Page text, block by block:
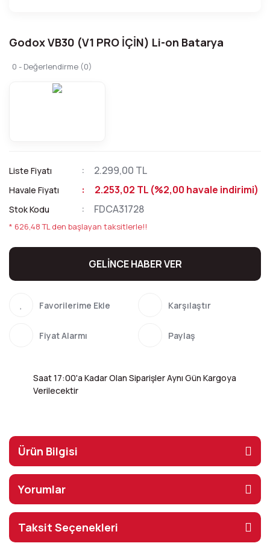
Godox VB30 (V1 PRO İÇİN) Li-on Batarya
0 - Değerlendirme (0)
Liste Fiyatı 2.299,00 TL
Havale Fiyatı 2.253,02 TL (%2,00 havale indirimi)
Stok Kodu FDCA31728
* 626,48 TL den başlayan taksitlerle!!
GELİNCE HABER VER
Karşılaştır
Fiyat Alarmı Paylaş
Saat 17:00'a Kadar Olan Siparişler Aynı Gün Kargoya
Verilecektir
Ürün Bilgisi
Yorumlar
Taksit Seçenekleri